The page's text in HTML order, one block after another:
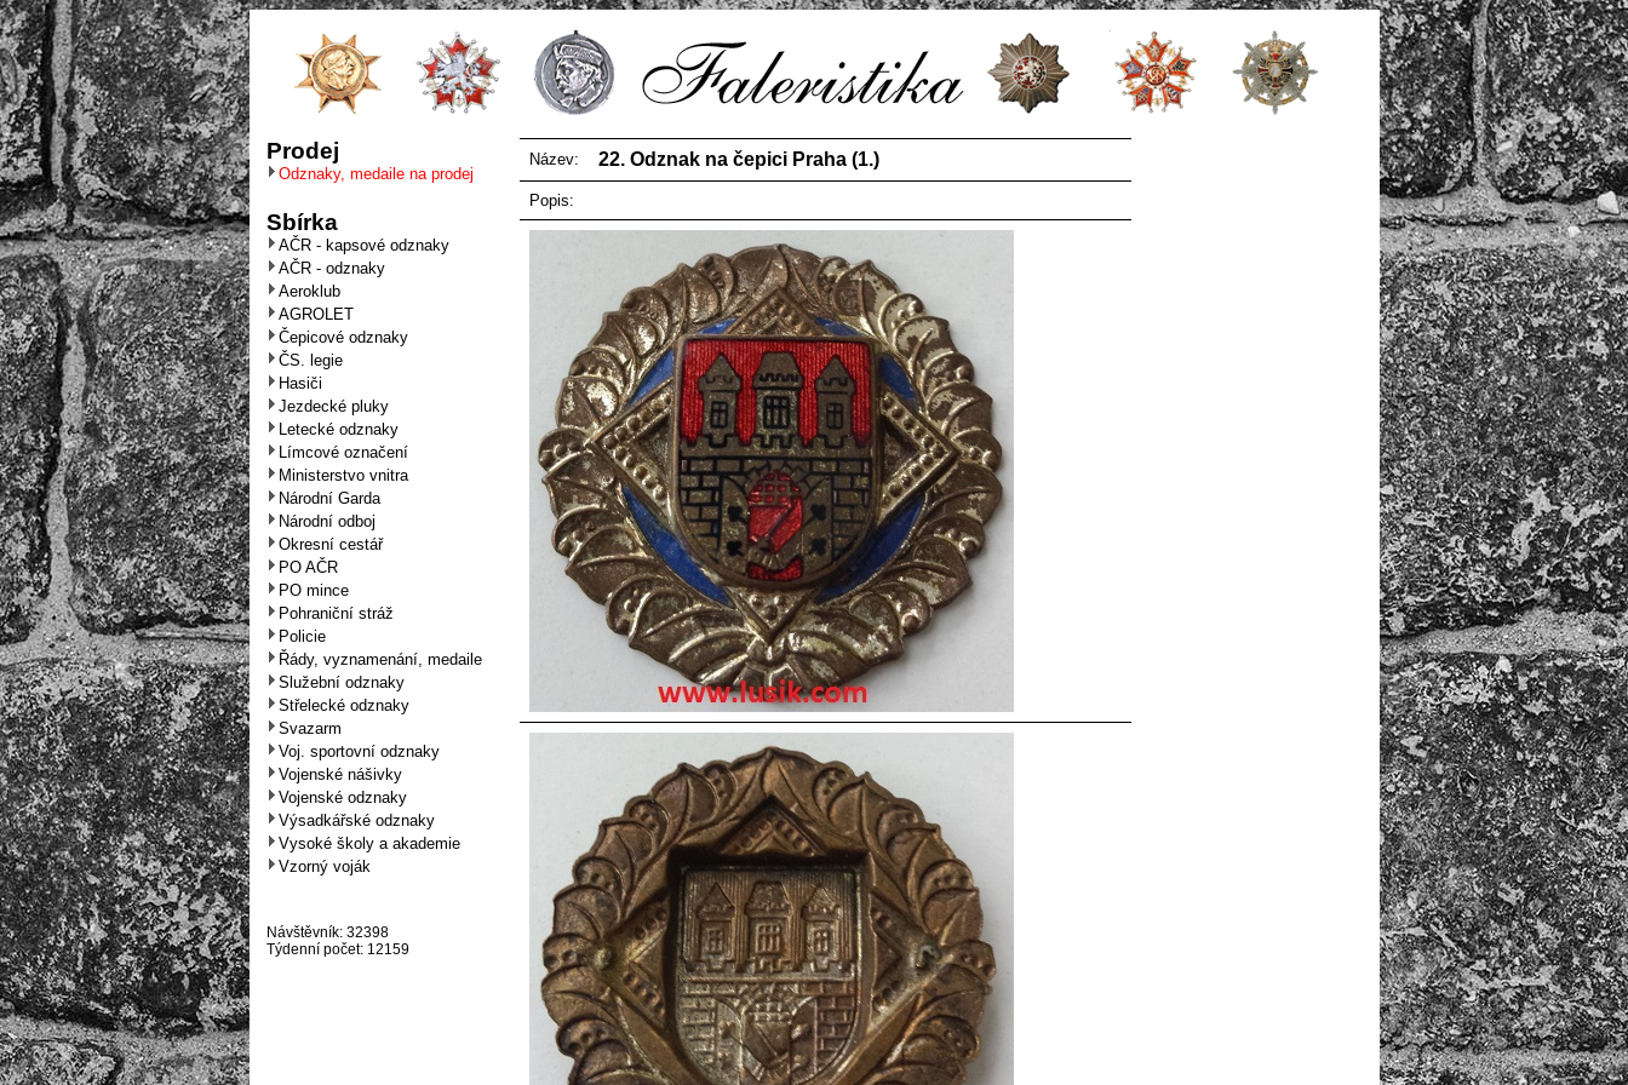
Prodej
Odznaky, medaile na prodej
Sbírka
AČR - kapsové odznaky
AČR - odznaky
Aeroklub
AGROLET
Čepicové odznaky
ČS. legie
Hasiči
Jezdecké pluky
Letecké odznaky
Límcové označení
Ministerstvo vnitra
Národní Garda
Národní odboj
Okresní cestář
PO AČR
PO mince
Pohraniční stráž
Policie
Řády, vyznamenání, medaile
Služební odznaky
Střelecké odznaky
Svazarm
Voj. sportovní odznaky
Vojenské nášivky
Vojenské odznaky
Výsadkářské odznaky
Vysoké školy a akademie
Vzorný voják
Návštěvník: 32398
Týdenní počet: 12159
Název: 22. Odznak na čepici Praha (1.)
Popis: